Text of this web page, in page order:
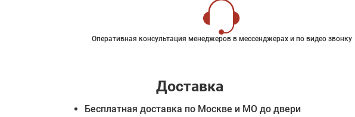
Оперативная консультация менеджеров в мессенджерах и по видео звонку
Доставка
Бесплатная доставка по Москве и МО до двери